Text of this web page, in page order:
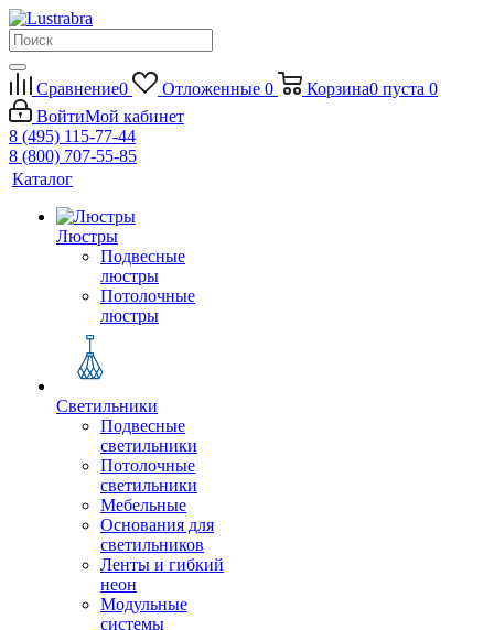
Сравнение0 Отложенные 0 Корзина0 пуста 0
ВойтиМой кабинет
8 (495) 115-77-44
8 (800) 707-55-85
Каталог
Люстры
Подвесные
люстры
Потолочные
люстры
Светильники
Подвесные
светильники
Потолочные
светильники
Мебельные
Основания для
светильников
Ленты и гибкий
неон
Модульные
системы